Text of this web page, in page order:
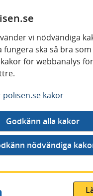
vi nödvändiga
fungera ska så bra
för webbanalys
polisen.se kakor